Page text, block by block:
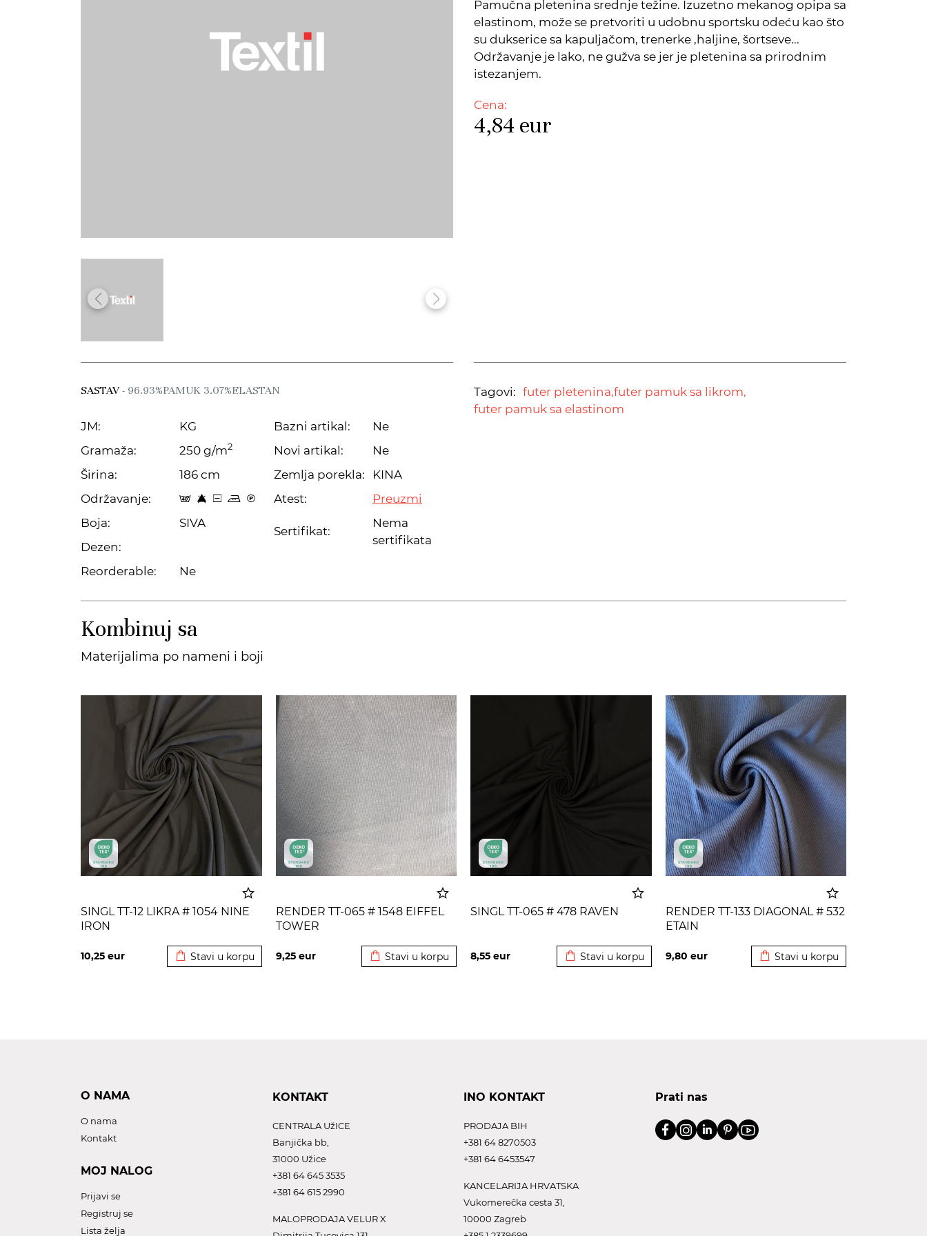
Pamučna pletenina srednje težine. Izuzetno mekanog opipa sa
elastinom, može se pretvoriti u udobnu sportsku odeću kao što
su dukserice sa kapuljačom, trenerke ,haljine, šortseve...
Održavanje je lako, ne gužva se jer je pletenina sa prirodnim
istezanjem.
Cena:
4,84 eur
SASTAV- 96.93%PAMUK 3.07%ELASTAN
JM:
KG
Gramaža:
250 g/m2
Širina:
186 cm
Održavanje:
t 8 a p C
Boja:
SIVA
Dezen:
Reorderable:
Ne
Bazni artikal:
Ne
Novi artikal:
Ne
Zemlja porekla:
KINA
Atest:
Preuzmi
Sertifikat:
Nema
sertifikata
Tagovi: futer pletenina,futer pamuk sa likrom,
futer pamuk sa elastinom
Kombinuj sa
Materijalima po nameni i boji
SINGL TT-12 LIKRA # 1054 NINE
IRON
10,25 eur Stavi u korpu
RENDER TT-065 # 1548 EIFFEL
TOWER
9,25 eur Stavi u korpu
SINGL TT-065 # 478 RAVEN
8,55 eur Stavi u korpu
RENDER TT-133 DIAGONAL # 532
ETAIN
9,80 eur Stavi u korpu
O NAMA
O nama
Kontakt
MOJ NALOG
Prijavi se
Registruj se
Lista želja
KONTAKT
CENTRALA UžICE
Banjička bb,
31000 Užice
+381 64 645 3535
+381 64 615 2990
MALOPRODAJA VELUR X
INO KONTAKT
PRODAJA BIH
+381 64 8270503
+381 64 6453547
KANCELARIJA HRVATSKA
Vukomerečka cesta 31,
10000 Zagreb
Prati nas